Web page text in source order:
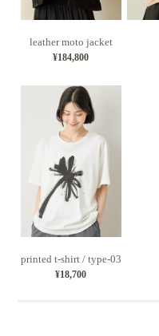
leather moto jacket
¥184,800
printed t-shirt / type-03
¥18,700